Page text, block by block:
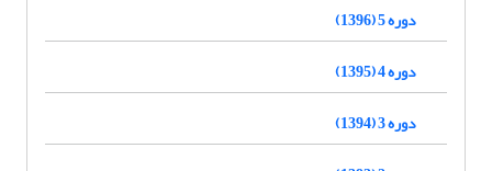
دوره 5 (1396)
دوره 4 (1395)
دوره 3 (1394)